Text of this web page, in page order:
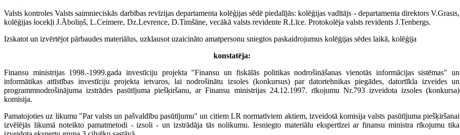
Valsts kontroles Valsts saimnieciskās darbības revīzijas departamenta kolēģijas sēdē piedalījās: kolēģijas vadītājs - departamenta direktors V.Grasis,
kolēģijas locekļi J.Āboliņš, L.Ceimere, Dz.Levrence, D.Timšāne, vecākā valsts revidente R.Līce. Protokolēja valsts revidents J.Tenbergs.
Izskatot un izvērtējot pārbaudes materiālus, uzklausot uzaicināto amatpersonu sniegtos paskaidrojumus kolēģijas sēdes laikā, kolēģija
konstatēja:
Finansu ministrijas 1998.-1999.gada investīciju projekta "Finansu un fiskālās politikas nodrošināšanas vienotās informācijas sistēmas" un
informātikas attīstības investīciju projekta ietvaros, lai nodrošinātu izsoles (konkursus) par datortehnikas piegādes, datortīkla izveides un
programmnodrošinājuma izstrādes pasūtījuma piešķiršanu, ar Finansu ministrijas 24.12.1997. rīkojumu Nr.793 izveidota izsoles (konkursa)
komisija.
Pamatojoties uz likumu "Par valsts un pašvaldību pasūtījumu" un citiem LR normatīviem aktiem, izveidotā komisija valsts pasūtījuma piešķiršanai
izvēlējās likumā noteikto pamatmetodi - izsoli - un izstrādāja tās nolikumu. Iesniegto materiālu ekspertīzei ar finansu ministra rīkojumu tika